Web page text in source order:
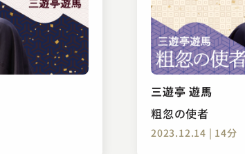
三遊亭 遊馬
粗忽の使者
2023.12.14 | 14分